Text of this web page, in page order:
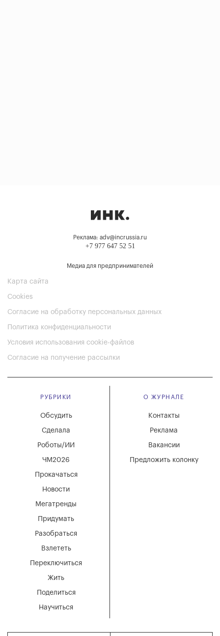
Реклама: adv@incrussia.ru
+7 977 647 52 51
Медиа для предпринимателей
Карта сайта
Cookies
Согласие на обработку персональных данных
Политика конфиденциальности
Условия использования cookie-файлов
Согласие на получение рассылки
РУБРИКИ
Мегатренды
Придумать
Разобраться
Взлететь
Новости
Переключиться
Жить
Поделиться
Научиться
Обсудить
Сделала
Роботы/ИИ
ЧМ2026
Прокачаться
О ЖУРНАЛЕ
Вакансии
Реклама
Контакты
Предложить колонку